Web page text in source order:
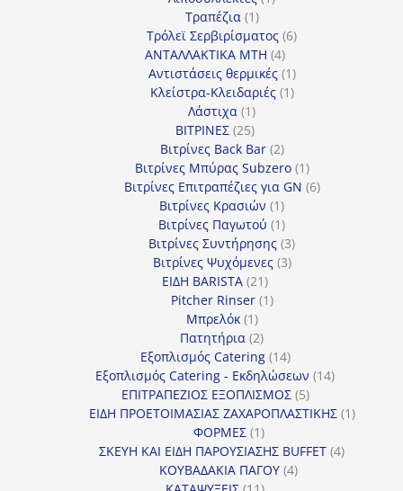
Τραπέζια 11
προϊόν
Τρόλεϊ Σερβιρίσματος 66
ΑΝΤΑΛΛΑΚΤΙΚΑ MTH 44
προϊόντα
Αντιστάσεις θερμικές 11
προϊόν
Κλείστρα-Κλειδαριές 11
Λάστιχα 11
προϊόν
ΒΙΤΡΙΝΕΣ 2525
προϊόντα
Βιτρίνες Back Bar 22
προϊόντα
Βιτρίνες Mπύρας Subzero 11
προϊόν
Βιτρίνες Επιτραπέζιες για GN 66
Βιτρίνες Κρασιών 11
προϊόν
Βιτρίνες Παγωτού 11
προϊόν
Βιτρίνες Συντήρησης 33
προϊόντα
Βιτρίνες Ψυχόμενες 33
ΕΙΔΗ BARISTA 2121
προϊόντα
Pitcher Rinser 11
Μπρελόκ 11
προϊόν
Πατητήρια 22
προϊόντα
Εξοπλισμός Catering 1414
προϊόντα
Εξοπλισμός Catering - Εκδηλώσεων 1414
ΕΠΙΤΡΑΠΕΖΙΟΣ ΕΞΟΠΛΙΣΜΟΣ 55
προϊόντα
ΕΙΔΗ ΠΡΟΕΤΟΙΜΑΣΙΑΣ ΖΑΧΑΡΟΠΛΑΣΤΙΚΗΣ 11
ΦΟΡΜΕΣ 11
προϊόν
ΣΚΕΥΗ ΚΑΙ ΕΙΔΗ ΠΑΡΟΥΣΙΑΣΗΣ BUFFET 44
ΚΟΥΒΑΔΑΚΙΑ ΠΑΓΟΥ 44